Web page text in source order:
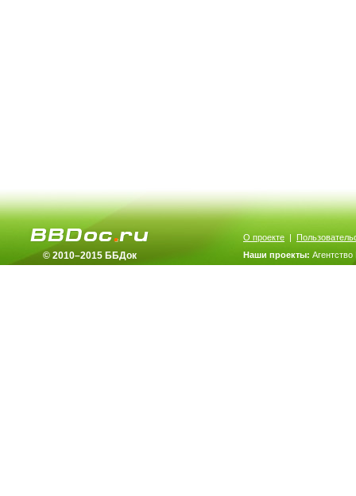
© 2010–2015 ББДок
О проекте |
Наши проекты: